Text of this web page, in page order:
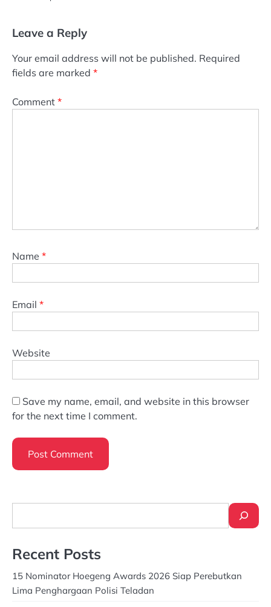
Leave a Reply
Your email address will not be published. Required
fields are marked *
Comment *
Name *
Email *
Website
Save my name, email, and website in this browser
for the next time I comment.
Recent Posts
15 Nominator Hoegeng Awards 2026 Siap Perebutkan
Lima Penghargaan Polisi Teladan